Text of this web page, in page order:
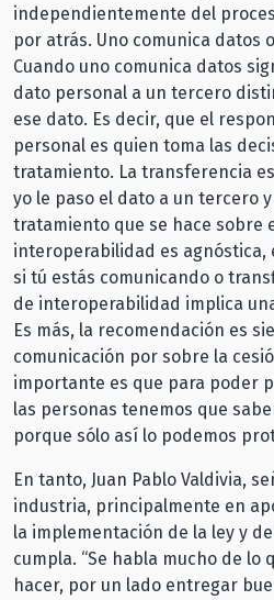
independientemente del
por atrás. Uno comunica datos
Cuando uno comunica datos
dato personal a un tercero
ese dato. Es decir, que el
personal es quien toma las
tratamiento. La transferencia
yo le paso el dato a un tercero
tratamiento que se hace sobre
interoperabilidad es agnóstica,
si tú estás comunicando o
de interoperabilidad implica
Es más, la recomendación es
comunicación por sobre la
importante es que para poder
las personas tenemos que
porque sólo así lo podemos
En tanto, Juan Pablo Valdivia,
industria, principalmente en
la implementación de la ley y
cumpla. “Se habla mucho de lo
hacer, por un lado entregar